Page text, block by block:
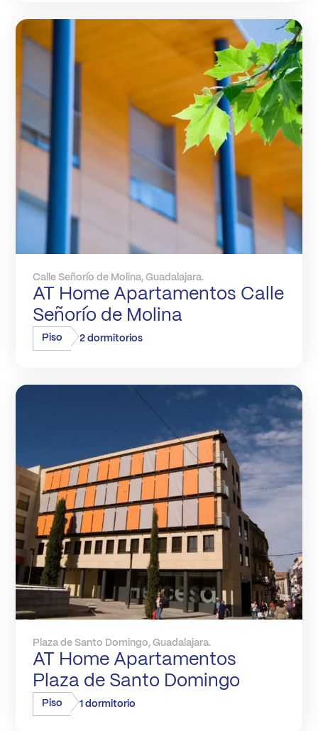
Calle Señorío de Molina, Guadalajara.
AT Home Apartamentos Calle
Señorío de Molina
Piso 2 dormitorios
Plaza de Santo Domingo, Guadalajara.
AT Home Apartamentos
Plaza de Santo Domingo
Piso 1 dormitorio